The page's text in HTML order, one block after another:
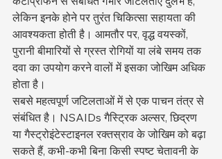
लेकिन इनके होने पर तुरंत चिकित्सा सहायता की
आवश्यकता होती है। आमतौर पर, वृद्ध वयस्कों,
पुरानी बीमारियों से ग्रस्त रोगियों या लंबे समय तक
दवा का उपयोग करने वालों में इसका जोखिम अधिक
होता है।
सबसे महत्वपूर्ण जटिलताओं में से एक पाचन तंत्र से
संबंधित है। NSAIDs गैस्ट्रिक अल्सर, छिद्रण
या गैस्ट्रोइंटेस्टाइनल रक्तस्राव के जोखिम को बढ़ा
सकते हैं, कभी-कभी बिना किसी स्पष्ट चेतावनी के